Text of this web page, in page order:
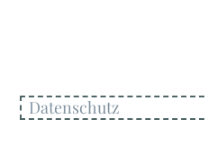
Datenschutz